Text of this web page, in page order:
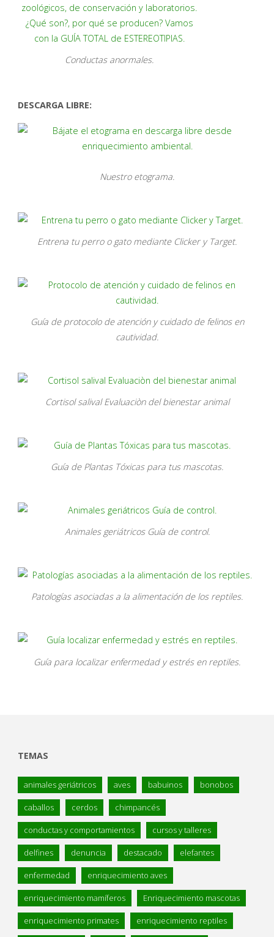
Conductas anormales.
DESCARGA LIBRE:
Nuestro etograma.
Entrena tu perro o gato mediante Clicker y Target.
Guía de protocolo de atención y cuidado de felinos en
cautividad.
Cortisol salival Evaluaciòn del bienestar animal
Guía de Plantas Tóxicas para tus mascotas.
Animales geriátricos Guía de control.
Patologías asociadas a la alimentación de los reptiles.
Guía para localizar enfermedad y estrés en reptiles.
TEMAS
animales geriátricos aves babuinos bonobos
caballos cerdos chimpancés
conductas y comportamientos cursos y talleres
delfines denuncia destacado elefantes
enfermedad enriquecimiento aves
enriquecimiento mamíferos Enriquecimiento mascotas
enriquecimiento primates enriquecimiento reptiles